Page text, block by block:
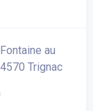
au
Trignac